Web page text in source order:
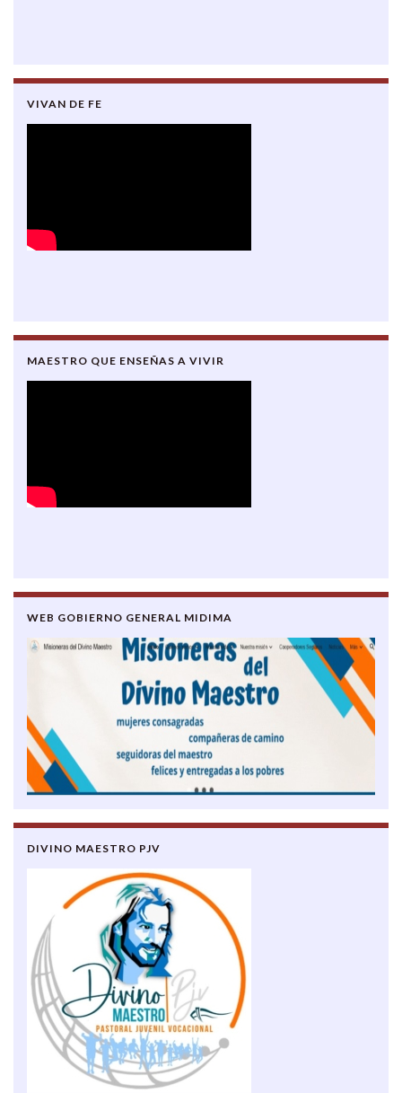
VIVAN DE FE
MAESTRO QUE ENSEÑAS A VIVIR
WEB GOBIERNO GENERAL MIDIMA
DIVINO MAESTRO PJV